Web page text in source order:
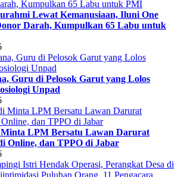
Lewat Kemanusiaan, Iluni One
Darah, Kumpulkan 65 Labu untuk
Guru di Pelosok Garut yang Lolos
Unpad
LPM Bersatu Lawan Darurat
Online, dan TPPO di Jabar